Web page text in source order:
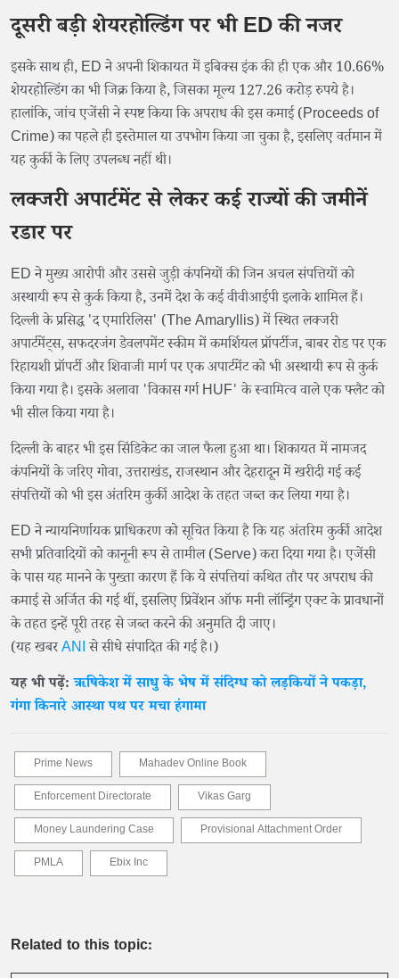
दूसरी बड़ी शेयरहोल्डिंग पर भी ED की नजर
इसके साथ ही, ED ने अपनी शिकायत में इबिक्स इंक की ही एक और 10.66%
शेयरहोल्डिंग का भी जिक्र किया है, जिसका मूल्य 127.26 करोड़ रुपये है।
हालांकि, जांच एजेंसी ने स्पष्ट किया कि अपराध की इस कमाई (Proceeds of
Crime) का पहले ही इस्तेमाल या उपभोग किया जा चुका है, इसलिए वर्तमान में
यह कुर्की के लिए उपलब्ध नहीं थी।
लक्जरी अपार्टमेंट से लेकर कई राज्यों की जमीनें
रडार पर
ED ने मुख्य आरोपी और उससे जुड़ी कंपनियों की जिन अचल संपत्तियों को
अस्थायी रूप से कुर्क किया है, उनमें देश के कई वीवीआईपी इलाके शामिल हैं।
दिल्ली के प्रसिद्ध 'द एमारिलिस' (The Amaryllis) में स्थित लक्जरी
अपार्टमेंट्स, सफदरजंग डेवलपमेंट स्कीम में कमर्शियल प्रॉपर्टीज, बाबर रोड पर एक
रिहायशी प्रॉपर्टी और शिवाजी मार्ग पर एक अपार्टमेंट को भी अस्थायी रूप से कुर्क
किया गया है। इसके अलावा 'विकास गर्ग HUF' के स्वामित्व वाले एक फ्लैट को
भी सील किया गया है।
दिल्ली के बाहर भी इस सिंडिकेट का जाल फैला हुआ था। शिकायत में नामजद
कंपनियों के जरिए गोवा, उत्तराखंड, राजस्थान और देहरादून में खरीदी गई कई
संपत्तियों को भी इस अंतरिम कुर्की आदेश के तहत जब्त कर लिया गया है।
ED ने न्यायनिर्णायक प्राधिकरण को सूचित किया है कि यह अंतरिम कुर्की आदेश
सभी प्रतिवादियों को कानूनी रूप से तामील (Serve) करा दिया गया है। एजेंसी
के पास यह मानने के पुख्ता कारण हैं कि ये संपत्तियां कथित तौर पर अपराध की
कमाई से अर्जित की गई थीं, इसलिए प्रिवेंशन ऑफ मनी लॉन्ड्रिंग एक्ट के प्रावधानों
के तहत इन्हें पूरी तरह से जब्त करने की अनुमति दी जाए।
(यह खबरANIसे सीधे संपादित की गई है।)
यह भी पढ़ें:ऋषिकेश में साधु के भेष में संदिग्ध को लड़कियों ने पकड़ा,
गंगा किनारे आस्था पथ पर मचा हंगामा
Prime News
Mahadev Online Book
Enforcement Directorate
Vikas Garg
Money Laundering Case
Provisional Attachment Order
PMLA
Ebix Inc
Related to this topic: